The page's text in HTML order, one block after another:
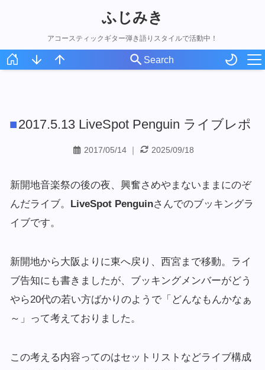
ふじみき
アコースティックギター弾き語りスタイルで活動中！
オリジナル曲
アコギ録
2017.5.13 LiveSpot Penguin ライブレポ
2017/05/14 ｜ 2025/09/18
新開地音楽祭の後の夜、興奮さめやまないままにのぞ
んだライブ。 LiveSpot Penguinさんでのブッキングラ
イブです。
新開地から大阪よりに東へ戻り、西宮まで移動。ライ
ブ告知にも書きましたが、ブッキングメンバーがどう
やら20代の若い方ばかりのようで「どんなもんかなぁ
～」って考えておりました。
この考える内容ってのはセットリストなどライブ構成